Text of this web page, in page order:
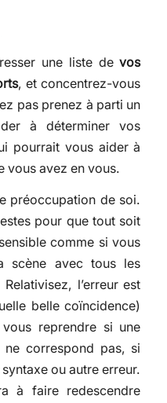
une liste devos
, et concentrez-vous
pas prenez à parti un
à déterminer vos
pourrait vous aider à
vous avez en vous.
préoccupation de soi.
pour que tout soit
comme si vous
scène avec tous les
l’erreur est
belle coïncidence)
reprendre si une
correspond pas, si
ou autre erreur.
à faire redescendre